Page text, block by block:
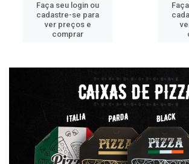
Faça seu login ou
cadastre-se para
ver preços e
comprar